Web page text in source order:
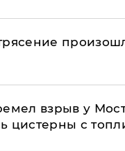
взрыв у
цистерны с